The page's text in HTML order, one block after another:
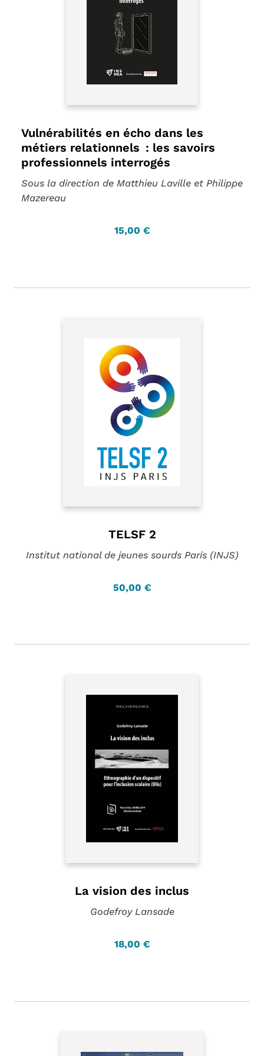
Vulnérabilités en écho dans les
métiers relationnels : les savoirs
professionnels interrogés
Sous la direction de Matthieu Laville et Philippe
Mazereau
15,00 €
TELSF 2
Institut national de jeunes sourds Paris (INJS)
50,00 €
La vision des inclus
Godefroy Lansade
18,00 €